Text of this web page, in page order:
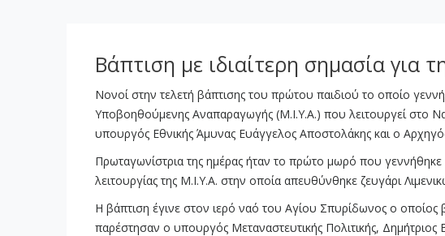
Βάπτιση με ιδιαίτερη σημασία για
Νονοί στην τελετή βάπτισης του πρώτου παιδιού το οποίο
Υποβοηθούμενης Αναπαραγωγής (Μ.Ι.Υ.Α.) που λειτουργεί στο
υπουργός Εθνικής Άμυνας Ευάγγελος Αποστολάκης και ο
Πρωταγωνίστρια της ημέρας ήταν το πρώτο μωρό που
λειτουργίας της Μ.Ι.Υ.Α. στην οποία απευθύνθηκε ζευγάρι
Η βάπτιση έγινε στον ιερό ναό του Αγίου Σπυρίδωνος ο οποίος
παρέστησαν ο υπουργός Μεταναστευτικής Πολιτικής,